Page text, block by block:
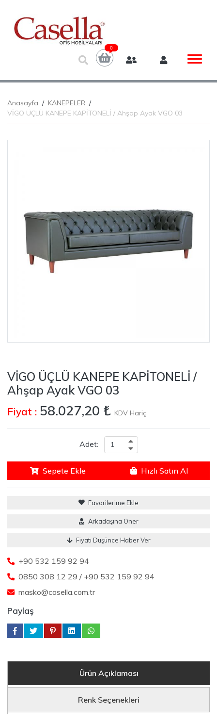
0
Anasayfa
KANEPELER
VİGO ÜÇLÜ KANEPE KAPİTONELİ / Ahşap Ayak VGO 03
VİGO ÜÇLÜ KANEPE KAPİTONELİ /
Ahşap Ayak VGO 03
Fiyat : 58.027,20 ₺ KDV Hariç
Adet:
Sepete Ekle Hızlı Satın Al
Favorilerime Ekle
Arkadaşına Öner
Fiyatı Düşünce Haber Ver
+90 532 159 92 94
0850 308 12 29 / +90 532 159 92 94
masko@casella.com.tr
Paylaş
Ürün Açıklaması
Renk Seçenekleri